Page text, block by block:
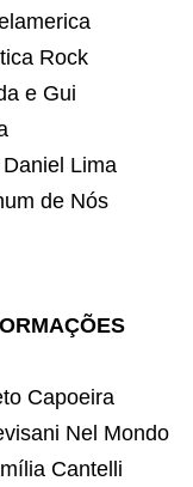
Rock
e Gui
Lima
de Nós
Capoeira
Nel Mondo
Cantelli